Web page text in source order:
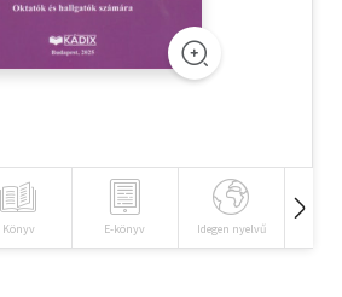
Könyv E-könyv Idegen nyelvű